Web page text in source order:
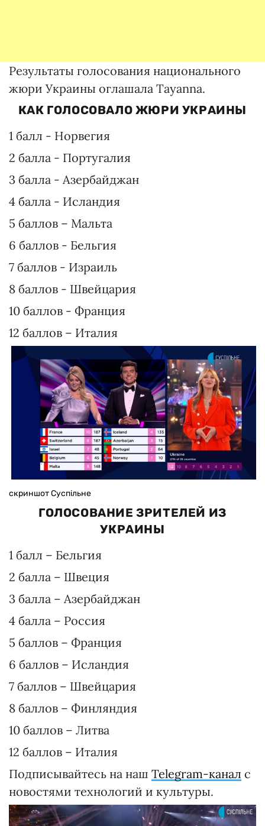
Результаты голосования национального
жюри Украины оглашала Tayanna.
КАК ГОЛОСОВАЛО ЖЮРИ УКРАИНЫ
1 балл - Норвегия
2 балла - Португалия
3 балла - Азербайджан
4 балла - Исландия
5 баллов – Мальта
6 баллов - Бельгия
7 баллов - Израиль
8 баллов - Швейцария
10 баллов - Франция
12 баллов – Италия
скриншот Суспільне
ГОЛОСОВАНИЕ ЗРИТЕЛЕЙ ИЗ
УКРАИНЫ
1 балл – Бельгия
2 балла – Швеция
3 балла – Азербайджан
4 балла – Россия
5 баллов – Франция
6 баллов – Исландия
7 баллов – Швейцария
8 баллов – Финляндия
10 баллов – Литва
12 баллов – Италия
Подписывайтесь на наш Telegram-канал с
новостями технологий и культуры.